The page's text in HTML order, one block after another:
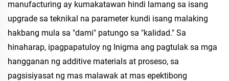
manufacturing ay kumakatawan hindi lamang sa isang
upgrade sa teknikal na parameter kundi isang malaking
hakbang mula sa "dami" patungo sa "kalidad." Sa
hinaharap, ipagpapatuloy ng Inigma ang pagtulak sa mga
hangganan ng additive materials at proseso, sa
pagsisiyasat ng mas malawak at mas epektibong